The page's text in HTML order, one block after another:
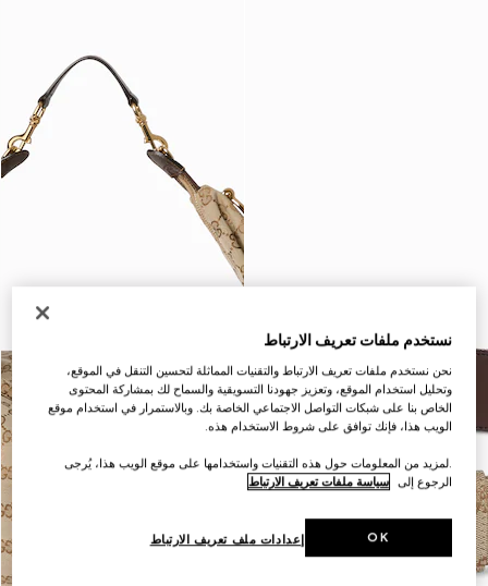
نستخدم ملفات تعريف الارتباط
نحن نستخدم ملفات تعريف الارتباط والتقنيات المماثلة لتحسين التنقل في الموقع،
وتحليل استخدام الموقع، وتعزيز جهودنا التسويقية والسماح لك بمشاركة المحتوى
الخاص بنا على شبكات التواصل الاجتماعي الخاصة بك. وبالاستمرار في استخدام موقع
الويب هذا، فإنك توافق على شروط الاستخدام هذه.
.لمزيد من المعلومات حول هذه التقنيات واستخدامها على موقع الويب هذا، يُرجى
الرجوع إلى سياسة ملفات تعريف الارتباط
إعدادات ملف تعريف الارتباط OK